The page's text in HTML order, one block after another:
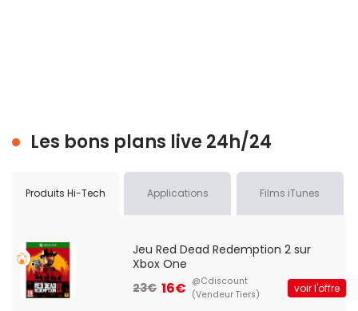
Les bons plans live 24h/24
Produits Hi-Tech Applications Films iTunes
Jeu Red Dead Redemption 2 sur
Xbox One
23€ 16€ @Cdiscount
(Vendeur Tiers)
voir l'offre